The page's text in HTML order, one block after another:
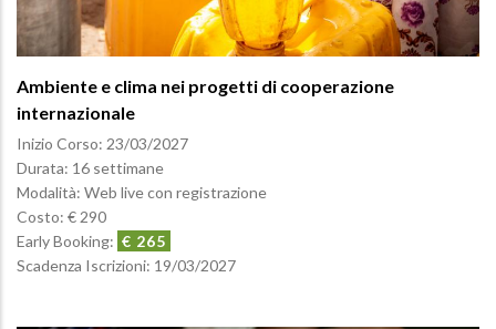
Ambiente e clima nei progetti di cooperazione
internazionale
Inizio Corso: 23/03/2027
Durata: 16 settimane
Modalità: Web live con registrazione
Costo: € 290
Early Booking: € 265
Scadenza Iscrizioni: 19/03/2027